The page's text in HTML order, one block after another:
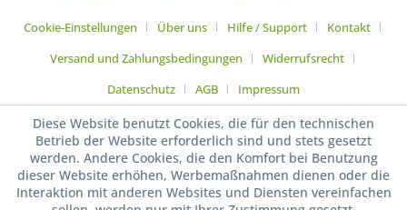
Cookie-Einstellungen Über uns Hilfe / Support
Kontakt
Versand und Zahlungsbedingungen
Widerrufsrecht
Datenschutz
AGB Impressum
Diese Website benutzt Cookies, die für den technischen
Betrieb der Website erforderlich sind und stets gesetzt
werden. Andere Cookies, die den Komfort bei Benutzung
dieser Website erhöhen, Werbemaßnahmen dienen oder die
Interaktion mit anderen Websites und Diensten vereinfachen